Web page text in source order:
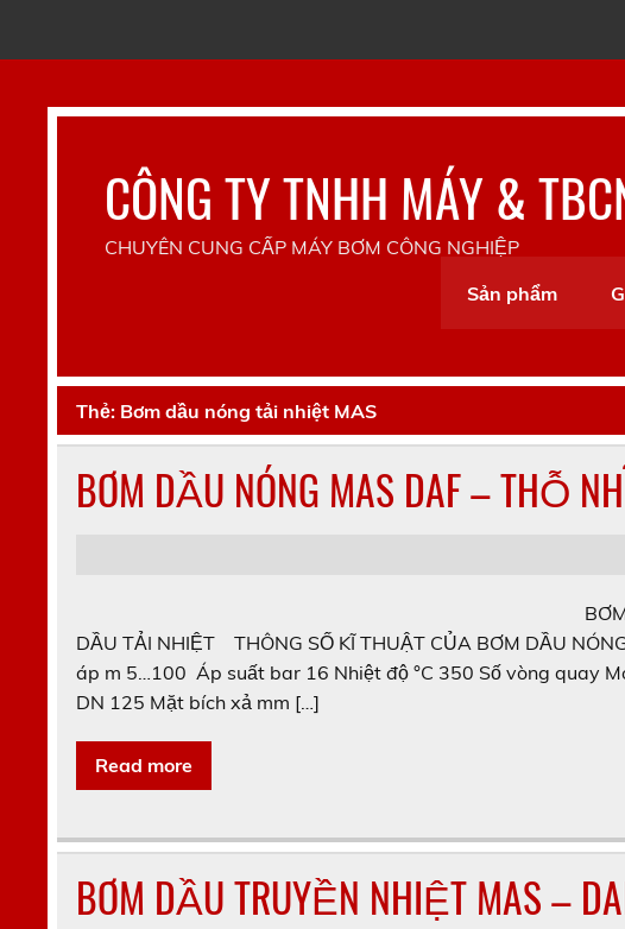
CÔNG TY TNHH MÁY &
CHUYÊN CUNG CẤP MÁY BƠM CÔNG NGHIỆP
Sản phẩm
Thẻ: Bơm dầu nóng tải nhiệt MAS
BƠM DẦU NÓNG MAS DAF – THỖ
DẦU TẢI NHIỆT THÔNG SỐ KĨ THUẬT CỦA BƠM DẦU
áp m 5…100 Áp suất bar 16 Nhiệt độ °C 350 Số vòng quay
DN 125 Mặt bích xả mm […]
Read more
BƠM DẦU TRUYỀN NHIỆT MAS –